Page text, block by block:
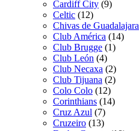
Cardiff City (9)
Celtic (12)
Chivas de Guadalajara
Club América (14)
Club Brugge (1)
Club León (4)
Club Necaxa (2)
Club Tijuana (2)
Colo Colo (12)
Corinthians (14)
Cruz Azul (7)
Cruzeiro (13)